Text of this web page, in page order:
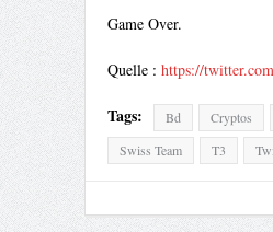
Game Over.
Quelle : https://
Tags: Bd Cryptos
Swiss Team
T3